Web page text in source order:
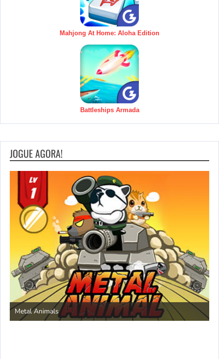
Mahjong At Home: Aloha Edition
Battleships Armada
JOGUE AGORA!
Save the Princess